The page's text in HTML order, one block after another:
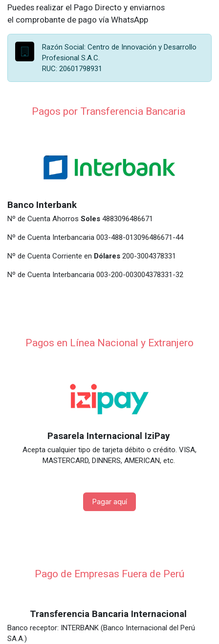
Puedes realizar el Pago Directo y enviarnos
el comprobante de pago vía WhatsApp
Razón Social: Centro de Innovación y Desarrollo
Profesional S.A.C.
RUC: 20601798931
Pagos por Transferencia Bancaria
Banco Interbank
Nº de Cuenta Ahorros Soles 4883096486671
Nº de Cuenta Interbancaria 003-488-013096486671-44
Nº de Cuenta Corriente en Dólares 200-3004378331
Nº de Cuenta Interbancaria 003-200-003004378331-32
Pagos en Línea Nacional y Extranjero
Pasarela Internacional IziPay
Acepta cualquier tipo de tarjeta débito o crédito. VISA,
MASTERCARD, DINNERS, AMERICAN, etc.
Pagar aquí
Pago de Empresas Fuera de Perú
Transferencia Bancaria Internacional
Banco receptor: INTERBANK (Banco Internacional del Perú
SA.A.)